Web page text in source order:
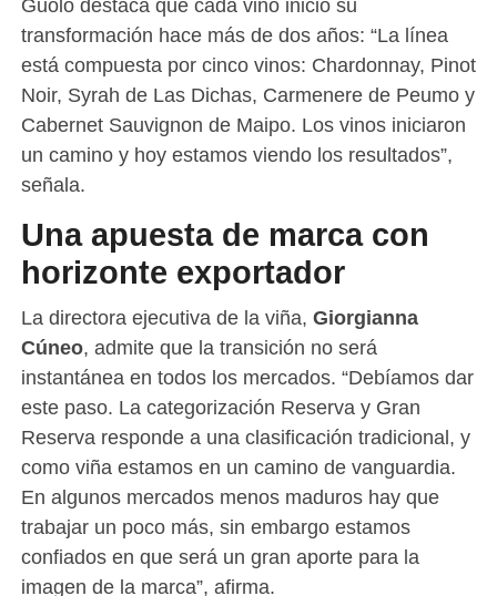
Guolo destaca que cada vino inició su
transformación hace más de dos años: “La línea
está compuesta por cinco vinos: Chardonnay, Pinot
Noir, Syrah de Las Dichas, Carmenere de Peumo y
Cabernet Sauvignon de Maipo. Los vinos iniciaron
un camino y hoy estamos viendo los resultados”,
señala.
Una apuesta de marca con
horizonte exportador
La directora ejecutiva de la viña, Giorgianna
Cúneo, admite que la transición no será
instantánea en todos los mercados. “Debíamos dar
este paso. La categorización Reserva y Gran
Reserva responde a una clasificación tradicional, y
como viña estamos en un camino de vanguardia.
En algunos mercados menos maduros hay que
trabajar un poco más, sin embargo estamos
confiados en que será un gran aporte para la
imagen de la marca”, afirma.